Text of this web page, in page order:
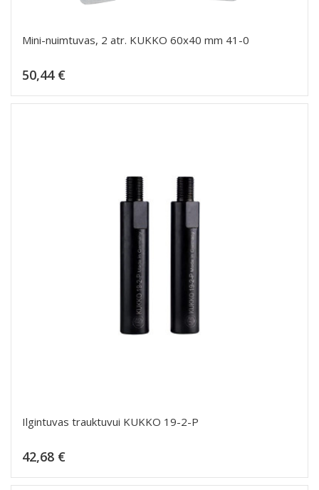
Mini-nuimtuvas, 2 atr. KUKKO 60x40 mm 41-0
50,44 €
Ilgintuvas trauktuvui KUKKO 19-2-P
42,68 €